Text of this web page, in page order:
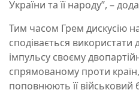
України та її народу”, –
Тим часом Грем дискусію
сподівається
імпульсу своєму
спрямованому проти
поповнюють її військовий